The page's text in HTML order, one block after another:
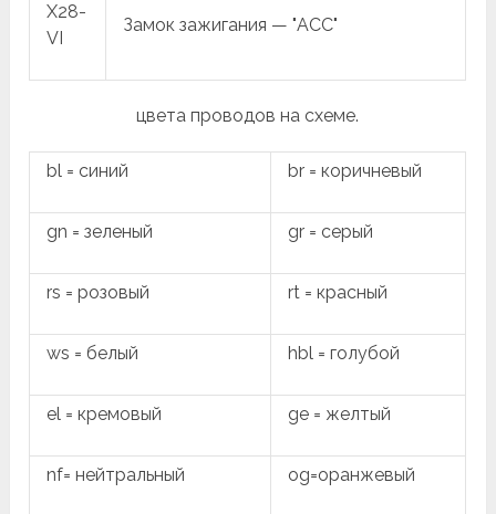
X28-
VI
Замок зажигания — "ACC"
цвета проводов на схеме.
bl = синий br = коричневый
gn = зеленый gr = серый
rs = розовый rt = красный
ws = белый hbl = голубой
el = кремовый ge = желтый
nf= нейтральный og=оранжевый